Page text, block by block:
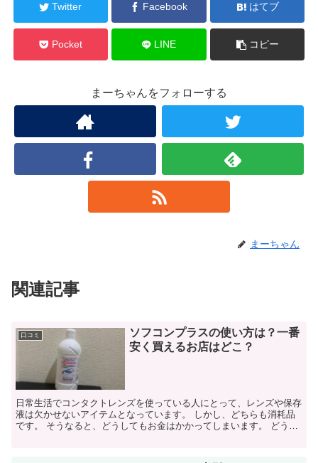
Twitter Facebook はてブ
Pocket LINE コピー
まーちゃんをフォローする
まーちゃん
関連記事
口コミ
ソフコンプラスの使い方は？一番
安く買えるお店はどこ？
日常生活でコンタクトレンズを使っている人にとって、レンズや保存
液は欠かせないアイテムとなっています。 しかし、どちらも消耗品
です。 そうなると、どうしてもお金はかかってしまいます。 どうに